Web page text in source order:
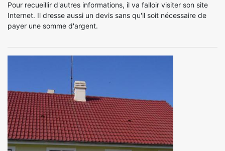
Pour recueillir d'autres informations, il va falloir visiter son site
Internet. Il dresse aussi un devis sans qu'il soit nécessaire de
payer une somme d'argent.